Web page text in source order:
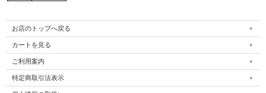
お店のトップへ戻る
カートを見る
ご利用案内
特定商取引法表示